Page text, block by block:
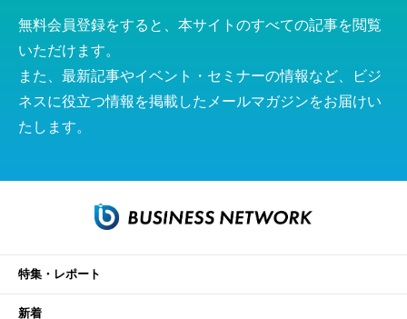
無料会員登録をすると、本サイトのすべての記事を閲覧
いただけます。
また、最新記事やイベント・セミナーの情報など、ビジ
ネスに役立つ情報を掲載したメールマガジンをお届けい
たします。
特集・レポート
新着